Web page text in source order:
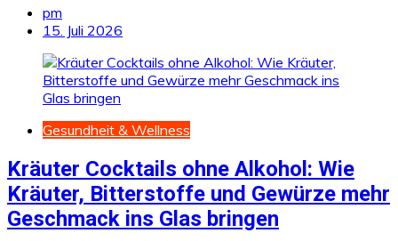
pm
15. Juli 2026
Gesundheit & Wellness
Kräuter Cocktails ohne Alkohol: Wie
Kräuter, Bitterstoffe und Gewürze mehr
Geschmack ins Glas bringen